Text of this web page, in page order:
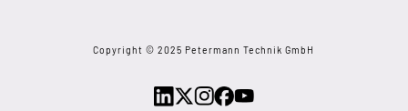
Copyright © 2025 Petermann Technik GmbH